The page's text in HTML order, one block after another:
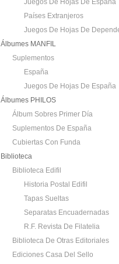
Juegos De Hojas De España
Países Extranjeros
Juegos De Hojas De
Álbumes MANFIL
Suplementos
España
Juegos De Hojas De España
Álbumes PHILOS
Álbum Sobres Primer Día
Suplementos De España
Cubiertas Con Funda
Biblioteca
Biblioteca Edifil
Historia Postal Edifil
Tapas Sueltas
Separatas Encuadernadas
R.F. Revista De Filatelia
Biblioteca De Otras Editoriales
Ediciones Casa Del Sello